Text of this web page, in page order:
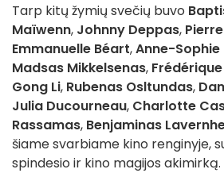
Tarp kitų žymių svečių buvo
Maïwenn, Johnny Deppas,
Emmanuelle Béart,Anne-Sophie
Madsas Mikkelsenas, Frédérique
Gong Li, Rubenas Osltundas,
Julia Ducourneau, Charlotte
Rassamas, Benjaminas
šiame svarbiame kino renginyje,
spindesio ir kino magijos akimirką.